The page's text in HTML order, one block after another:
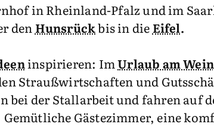
in Rheinland-Pfalz und im
den Hunsrückbis in die Eifel.
inspirieren: ImUrlaub am
Straußwirtschaften und
bei der Stallarbeit und fahren auf
Gästezimmer, eine